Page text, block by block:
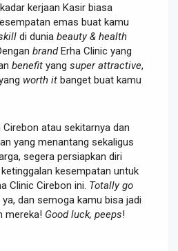
kerjaan Kasir biasa
emas buat kamu
di dunia beauty & health
brandErha Clinic yang
benefit yang super attractive,
worth it banget buat kamu
atau sekitarnya dan
yang menantang sekaligus
segera persiapkan diri
kesempatan untuk
Clinic Cirebon ini. Totally go
dan semoga kamu bisa jadi
mereka! Good luck, peeps!